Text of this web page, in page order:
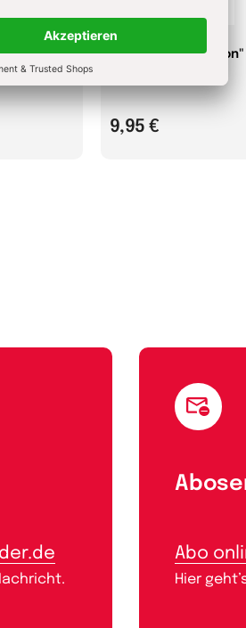
dass es
Osterkerze "Passion"
9,95 €
Abo
Hier